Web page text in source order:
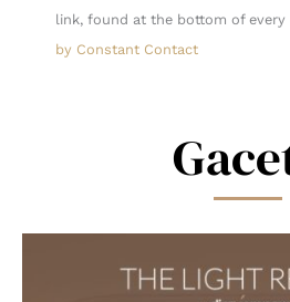
Please
leave
link, found at the bottom of every
by Constant Contact